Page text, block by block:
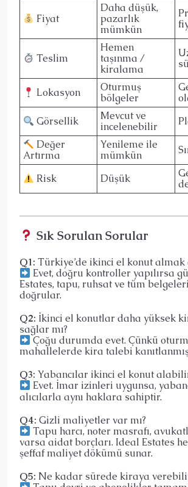
Fiyat
Daha düşük,
pazarlık
mümkün
Teslim
Hemen
taşınma /
kiralama
Lokasyon
Oturmuş
bölgeler
Görsellik
Mevcut ve
incelenebilir
Değer
Artırma
Yenileme ile
mümkün
Risk Düşük
Sık Sorulan Sorular
Q1: Türkiye’de ikinci el konut almak
Evet, doğru kontroller yapılırsa
Estates, tapu, ruhsat ve tüm
doğrular.
Q2: İkinci el konutlar daha yüksek
sağlar mı?
Çoğu durumda evet. Çünkü
mahallelerde kira talebi
Q3: Yabancılar ikinci el konut
Evet. İmar izinleri uygunsa,
alıcılarla aynı haklara sahiptir.
Q4: Gizli maliyetler var mı?
Tapu harcı, noter masrafı,
varsa aidat borçları. Ideal Estates
şeffaf maliyet dökümü sunar.
Q5: Ne kadar sürede kiraya